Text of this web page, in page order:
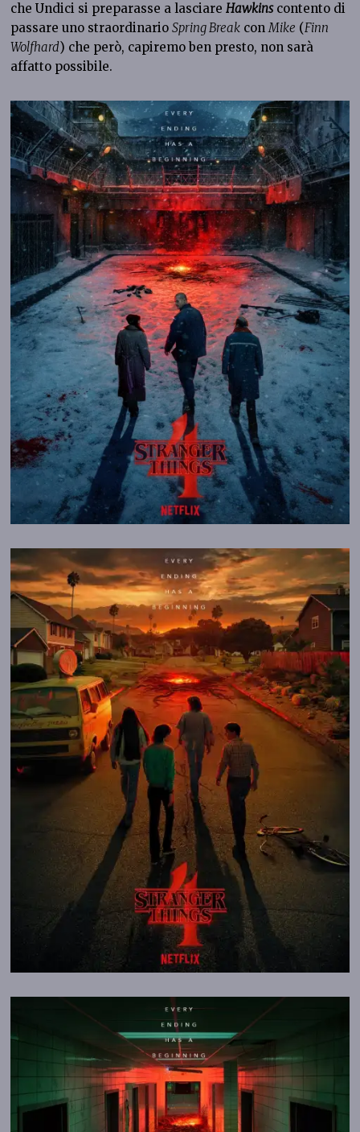
che Undici si preparasse a lasciareHawkinscontento di
passare uno straordinarioSpring Break con Mike (Finn
Wolfhard) che però, capiremo ben presto, non sarà
affatto possibile.